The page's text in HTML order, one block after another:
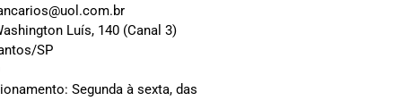
Luís, 140 (Canal 3)
SP
Segunda à sexta, das